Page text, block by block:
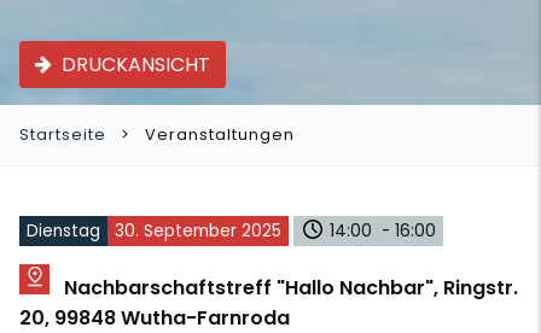
DRUCKANSICHT
Startseite Veranstaltungen
Dienstag 30. September 2025 14:00 - 16:00
Nachbarschaftstreff "Hallo Nachbar", Ringstr.
20, 99848 Wutha-Farnroda